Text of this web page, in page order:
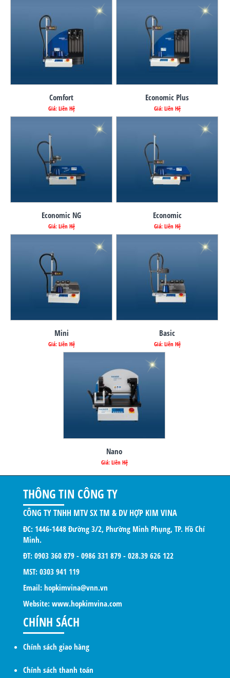
Comfort
Giá: Liên Hệ
Economic Plus
Giá: Liên Hệ
Economic NG
Giá: Liên Hệ
Economic
Giá: Liên Hệ
Mini
Giá: Liên Hệ
Basic
Giá: Liên Hệ
Nano
Giá: Liên Hệ
THÔNG TIN CÔNG TY
CÔNG TY TNHH MTV SX TM & DV HỢP KIM VINA
ĐC: 1446-1448 Đường 3/2, Phường Minh Phụng, TP. Hồ Chí
Minh.
ĐT: 0903 360 879 - 0986 331 879 - 028.39 626 122
MST: 0303 941 119
Email: hopkimvina@vnn.vn
Website: www.hopkimvina.com
CHÍNH SÁCH
Chính sách giao hàng
Chính sách thanh toán